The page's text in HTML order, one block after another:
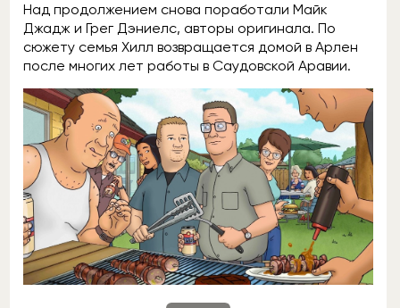
Над продолжением снова поработали Майк
Джадж и Грег Дэниелс, авторы оригинала. По
сюжету семья Хилл возвращается домой в Арлен
после многих лет работы в Саудовской Аравии.